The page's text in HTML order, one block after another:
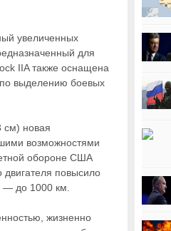
увеличенных
для
IIA также оснащена
выделению боевых
см) новая
возможностями
обороне США
повысило
— до 1000 км.
жизненно